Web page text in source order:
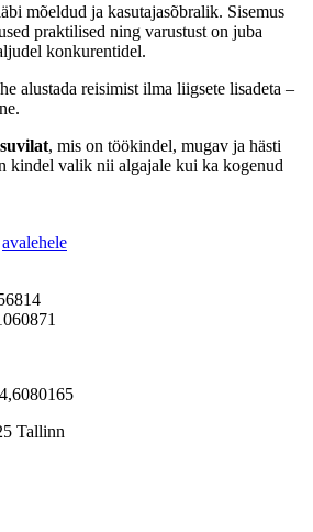
mõeldud ja kasutajasõbralik. Sisemus
praktilised ning varustust on juba
konkurentidel.
alustada reisimist ilma liigsete lisadeta –
, mis on töökindel, mugav ja hästi
kindel valik nii algajale kui ka kogenud
avalehele
Tallinn